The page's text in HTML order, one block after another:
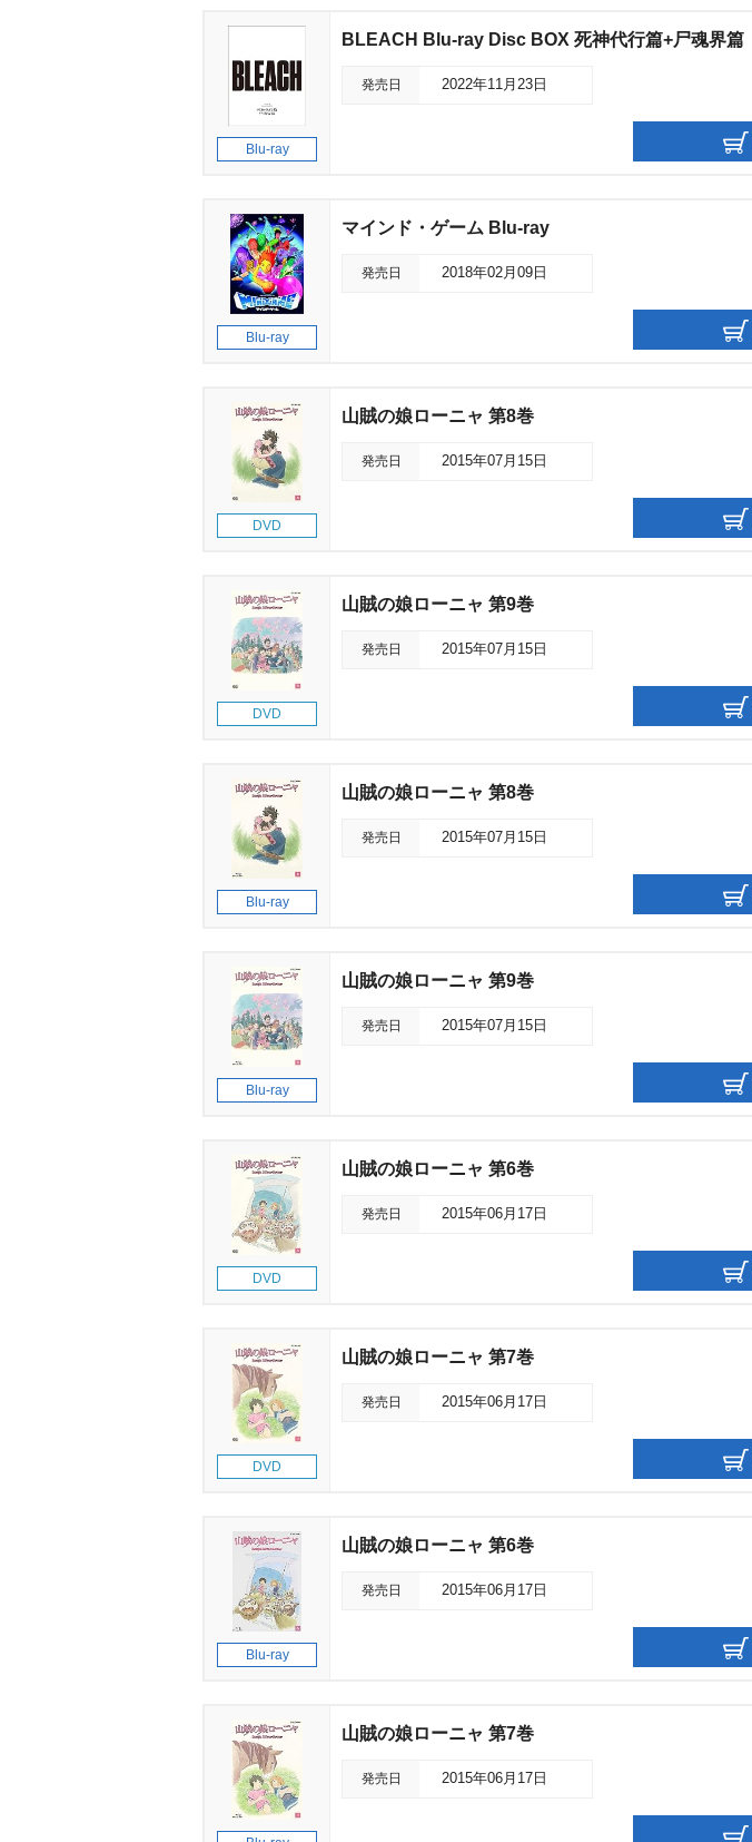
M
e
Blu-ray
BLEACH Blu-ray Disc BOX 死神代行篇+尸魂界篇
発売日 2022年11月23日
Blu-ray
マインド・ゲーム Blu-ray
発売日 2018年02月09日
DVD
山賊の娘ローニャ 第8巻
発売日 2015年07月15日
DVD
山賊の娘ローニャ 第9巻
発売日 2015年07月15日
Blu-ray
山賊の娘ローニャ 第8巻
発売日 2015年07月15日
Blu-ray
山賊の娘ローニャ 第9巻
発売日 2015年07月15日
DVD
山賊の娘ローニャ 第6巻
発売日 2015年06月17日
DVD
山賊の娘ローニャ 第7巻
発売日 2015年06月17日
Blu-ray
山賊の娘ローニャ 第6巻
発売日 2015年06月17日
山賊の娘ローニャ 第7巻
発売日 2015年06月17日